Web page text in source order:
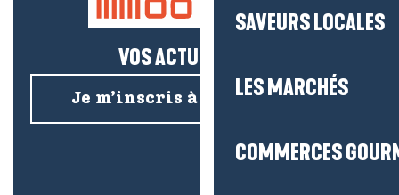
SAVEURS LOCALES
LES MARCHÉS
COMMERCES
VOS ACTUS SALÉES !
Je m’inscris à la newsletter